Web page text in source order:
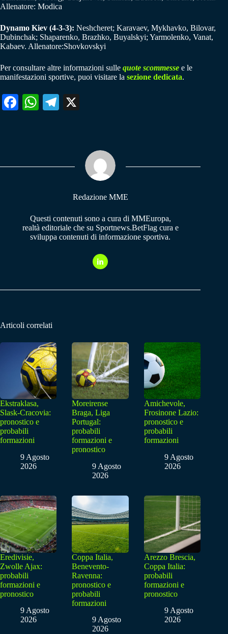
Allenatore: Modica
Dynamo Kiev (4-3-3): Neshcheret; Karavaev, Mykhavko, Bilovar,
Dubinchak; Shaparenko, Brazhko, Buyalskyi; Yarmolenko, Vanat,
Kabaev. Allenatore:Shovkovskyi
Per consultare altre informazioni sulle quote scommesse e le
manifestazioni sportive, puoi visitare la sezione dedicata.
Fa W
pp
Te
m
Redazione MME
Questi contenuti sono a cura di MMEuropa,
realtà editoriale che su Sportnews.BetFlag cura e
sviluppa contenuti di informazione sportiva.
Articoli correlati
Ekstraklasa,
Slask-Cracovia:
pronostico e
probabili
formazioni
9 Agosto
2026
Moreirense
Braga, Liga
Portugal:
probabili
formazioni e
pronostico
9 Agosto
2026
Amichevole,
Frosinone Lazio:
pronostico e
probabili
formazioni
9 Agosto
2026
Eredivisie,
Zwolle Ajax:
probabili
formazioni e
pronostico
9 Agosto
2026
Coppa Italia,
Benevento-
Ravenna:
pronostico e
probabili
formazioni
9 Agosto
2026
Arezzo Brescia,
Coppa Italia:
probabili
formazioni e
pronostico
9 Agosto
2026